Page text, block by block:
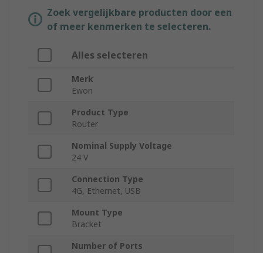
Zoek vergelijkbare producten door een
of meer kenmerken te selecteren.
Alles selecteren
Merk
Ewon
Product Type
Router
Nominal Supply Voltage
24 V
Connection Type
4G, Ethernet, USB
Mount Type
Bracket
Number of Ports